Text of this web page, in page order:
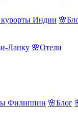
курорты Индии
Ланку 🌸Отели
Филиппин 🌸Блог